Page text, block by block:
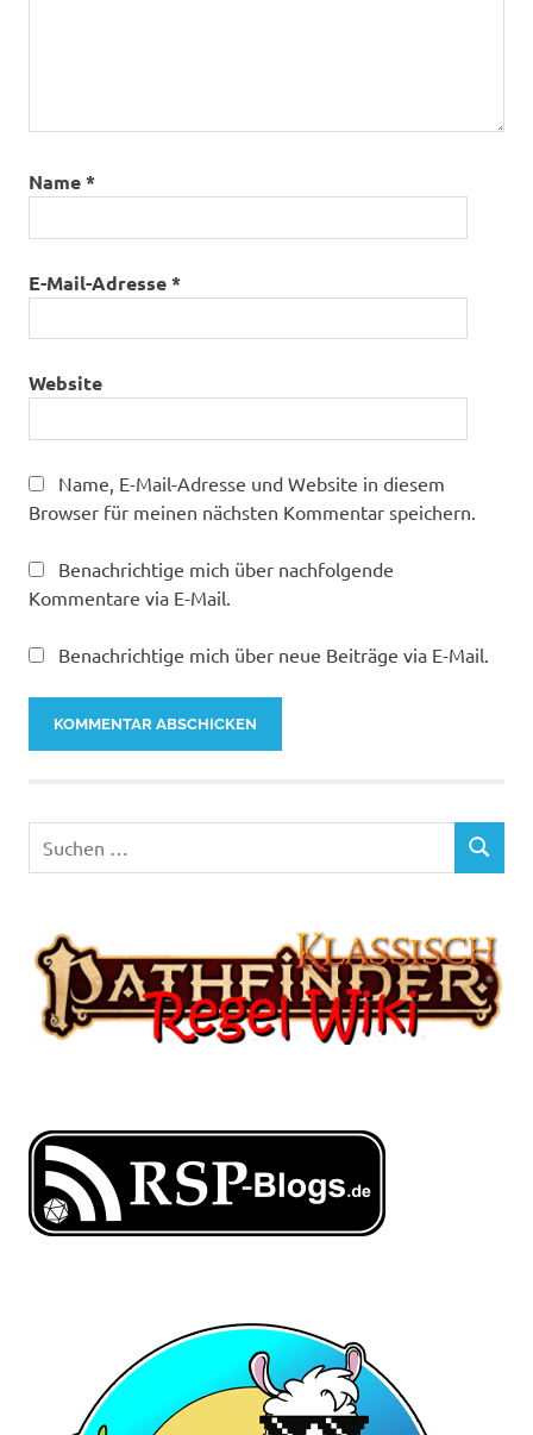
Name*
E-Mail-Adresse*
Website
Name, E-Mail-Adresse und Website in diesem
Browser für meinen nächsten Kommentar speichern.
Benachrichtige mich über nachfolgende
Kommentare via E-Mail.
Benachrichtige mich über neue Beiträge via E-Mail.
nach:
SUCHEN